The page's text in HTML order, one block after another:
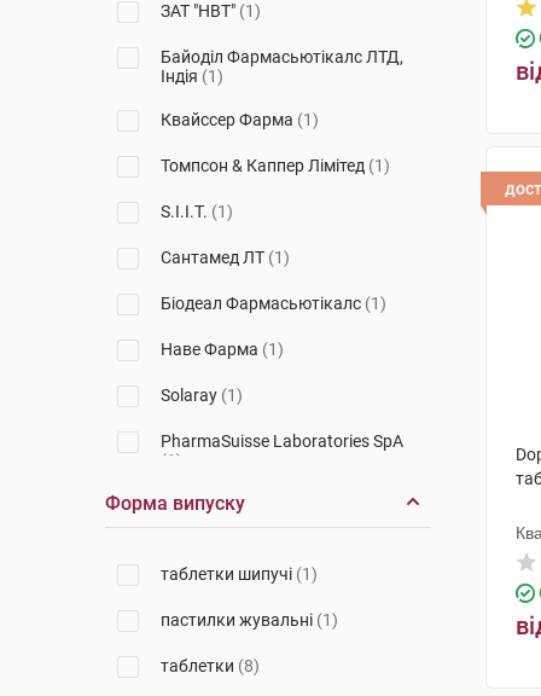
ЗАТ "НВТ" (1)
Байоділ Фармасьютікалс ЛТД,
Індія (1)
Квайссер Фарма (1)
Томпсон & Каппер Лімітед (1)
S.I.I.T. (1)
Сантамед ЛТ (1)
Біодеал Фармасьютікалс (1)
Наве Фарма (1)
Solaray (1)
PharmaSuisse Laboratories SpA
(1)
Солгар Вітамін енд Херб
Форма випуску
таблетки шипучі (1)
пастилки жувальні (1)
таблетки (8)